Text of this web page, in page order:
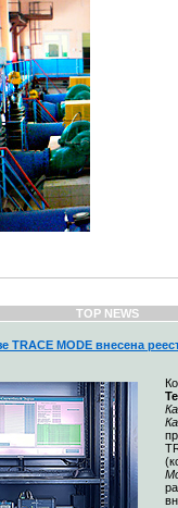
TOP NEWS
TRACE MODE внесена